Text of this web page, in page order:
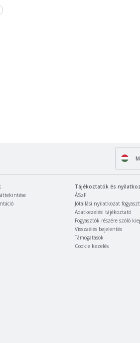
Tájékoztatók és
ÁSzF
Jótállási nyilatkozat
Adatkezelési tájékoztató
Fogyasztók részére szóló
Visszaélés bejelentés
Támogatások
Cookie kezelés